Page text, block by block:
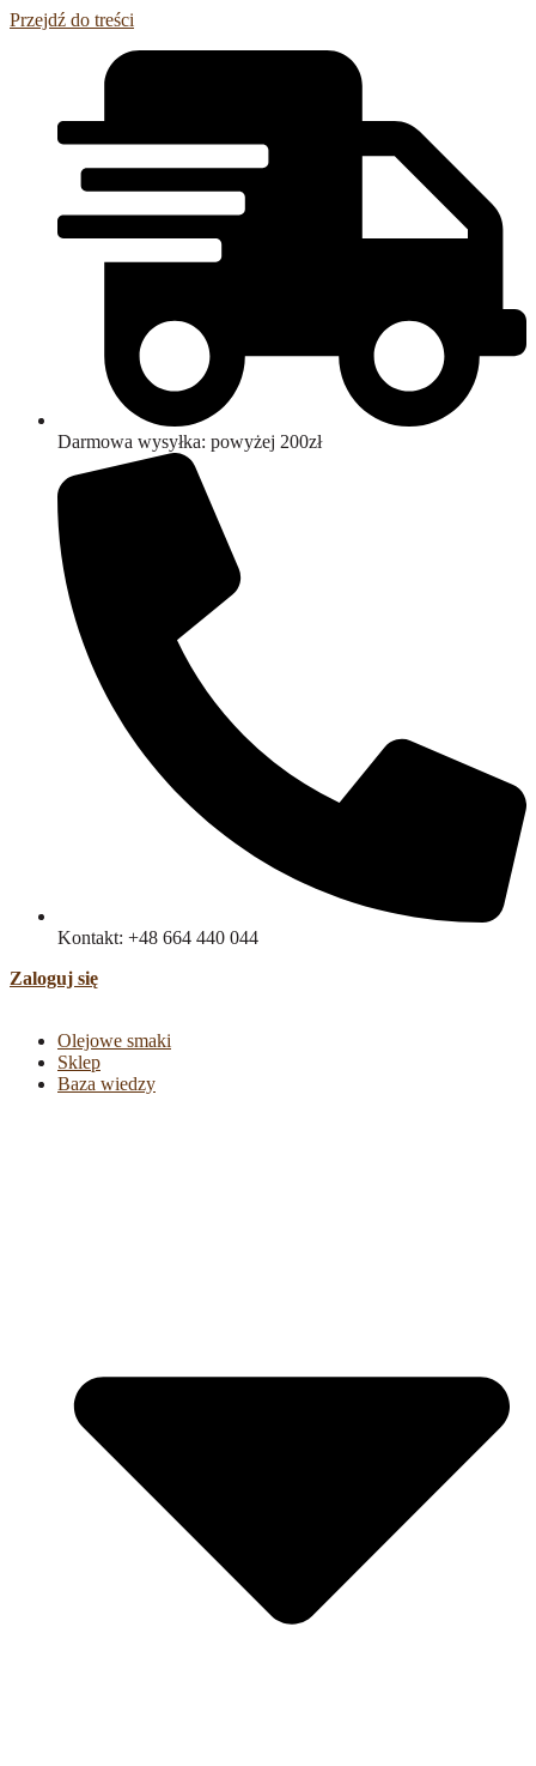
Przejdź do treści
Darmowa wysyłka: powyżej 200zł
Kontakt: +48 664 440 044
Zaloguj się
Olejowe smaki
Sklep
Baza wiedzy